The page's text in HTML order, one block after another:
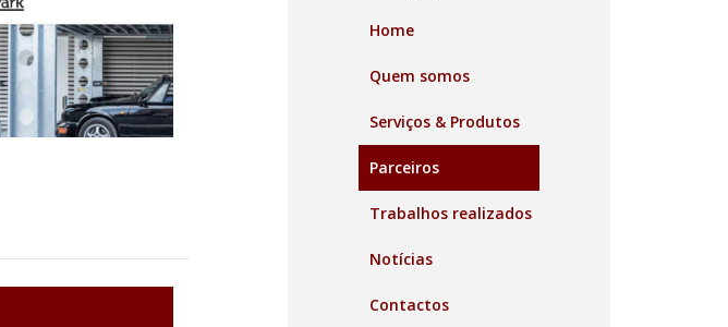
Home
Quem somos
Serviços & Produtos
Parceiros
Trabalhos realizados
Notícias
Contactos